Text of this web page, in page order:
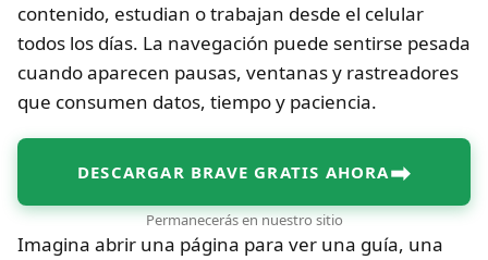
contenido, estudian o trabajan desde el celular
todos los días. La navegación puede sentirse pesada
cuando aparecen pausas, ventanas y rastreadores
que consumen datos, tiempo y paciencia.
DESCARGAR BRAVE GRATIS AHORA➡
Permanecerás en nuestro sitio
Imagina abrir una página para ver una guía, una